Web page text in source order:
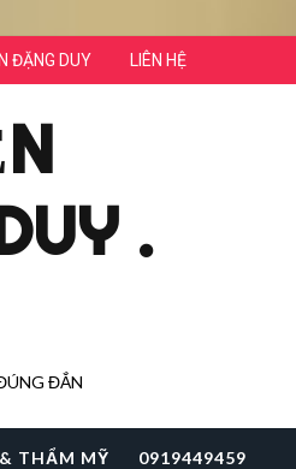
ĐẶNG DUY LIÊN HỆ
.
ĐẮN
THẨM MỸ 0919449459